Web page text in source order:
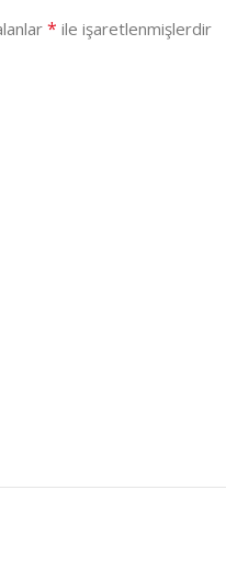
* ile işaretlenmişlerdir